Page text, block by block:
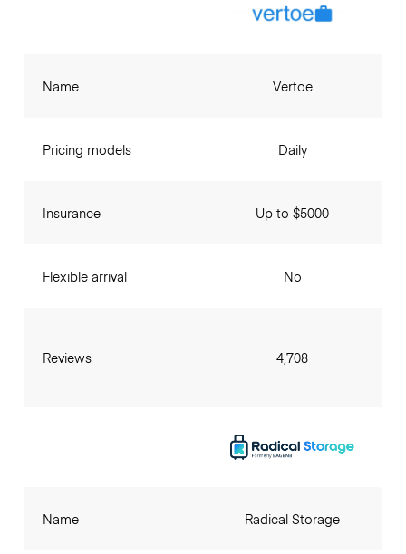
Name
Pricing models
Insurance
Flexible arrival
Reviews
Vertoe
Daily
Up to $5000
No
4,708
Name Radical Storage